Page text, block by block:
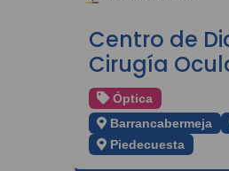
Centro de
Cirugía
Óptica
Barrancabermeja
Piedecuesta